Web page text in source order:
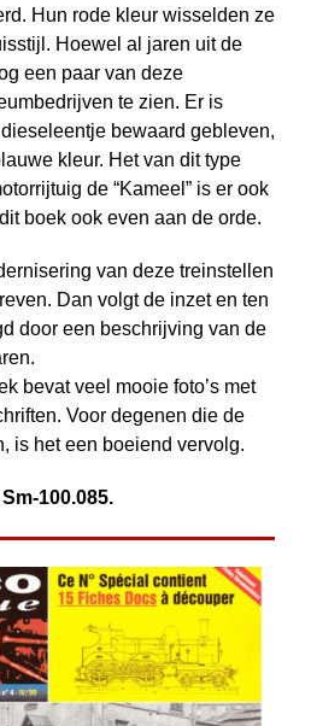
Hun rode kleur wisselden ze
Hoewel al jaren uit de
een paar van deze
te zien. Er is
bewaard gebleven,
kleur. Het van dit type
de “Kameel” is er ook
boek ook even aan de orde.
van deze treinstellen
Dan volgt de inzet en ten
door een beschrijving van de
bevat veel mooie foto’s met
Voor degenen die de
is het een boeiend vervolg.
100.085.